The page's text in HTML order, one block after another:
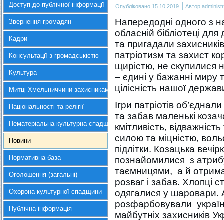
Доступ до публічної інформації
Звернення громадян
Кадри
Консультації з громадськістю
Культура
Митці Хмельниччини захисникам України
Національності та релігії
Нематеріальна культурна спадщина
Новини
Нормативна база
Оголошення (загальні)
Охорона культурної спадщини
Публічна інформація
Опубліковано 15.10.2019 | Автор
Напередодні одного з
обласній бібліотеці
та пригадали
патріотизм та захист
щирістю, не скупилися
– єдині у бажанні миру
цілісність нашої
Ігри патріотів
та забав маленькі
кмітливість,
силою та міцністю,
підлітки. Козацька
познайомилися з
таємницями, а й
розваг і забав. Хлопці
одягалися у шаровари.
розфарбовували
майбутніх захисників